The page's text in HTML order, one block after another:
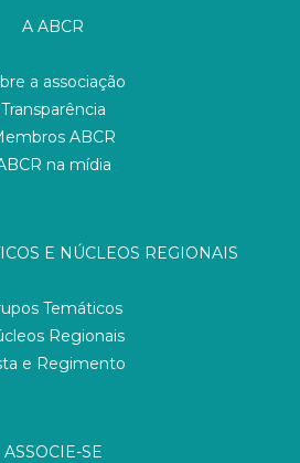
A ABCR
a associação
Transparência
ABCR
na mídia
E NÚCLEOS REGIONAIS
Temáticos
Regionais
e Regimento
ASSOCIE-SE